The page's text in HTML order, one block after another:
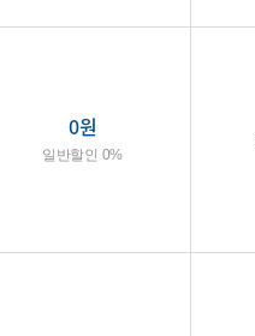
0원
일반할인 0%